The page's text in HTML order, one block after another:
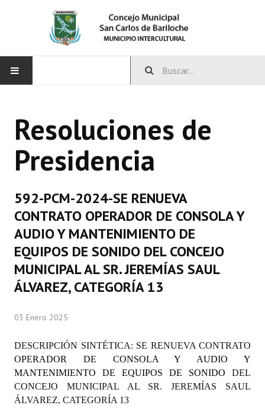
CONCEJO
Bloques Políticos
Comisiones Permanentes
Comisiones Especiales
Concejales Mandato Cumplido
Programas
Constitución Provincial
Carta Orgánica 2007
Reglamento Interno
Resoluciones de
Presidencia
592-PCM-2024-SE RENUEVA
CONTRATO OPERADOR DE CONSOLA Y
AUDIO Y MANTENIMIENTO DE
EQUIPOS DE SONIDO DEL CONCEJO
MUNICIPAL AL SR. JEREMÍAS SAUL
ÁLVAREZ, CATEGORÍA 13
03 Enero 2025
DESCRIPCIÓN SINTÉTICA: SE RENUEVA CONTRATO
OPERADOR DE CONSOLA Y AUDIO Y
MANTENIMIENTO DE EQUIPOS DE SONIDO DEL
CONCEJO MUNICIPAL AL SR. JEREMÍAS SAUL
ÁLVAREZ, CATEGORÍA 13